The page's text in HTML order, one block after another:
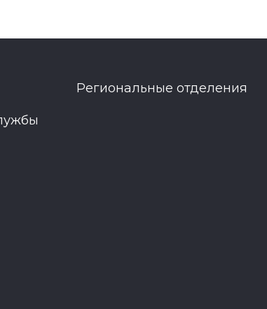
Региональные отделения